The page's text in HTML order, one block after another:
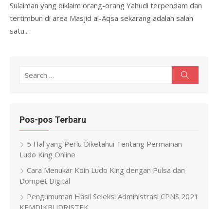
Sulaiman yang diklaim orang-orang Yahudi terpendam dan
tertimbun di area Masjid al-Aqsa sekarang adalah salah
satu...
Search
Pos-pos Terbaru
5 Hal yang Perlu Diketahui Tentang Permainan
Ludo King Online
Cara Menukar Koin Ludo King dengan Pulsa dan
Dompet Digital
Pengumuman Hasil Seleksi Administrasi CPNS 2021
KEMDIKBUDRISTEK